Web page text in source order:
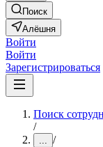
Поиск
Алёшня
Войти
Войти
Зарегистрироваться
Поиск
/
... /